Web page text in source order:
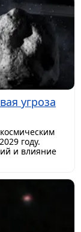
угроза
году.
и влияние